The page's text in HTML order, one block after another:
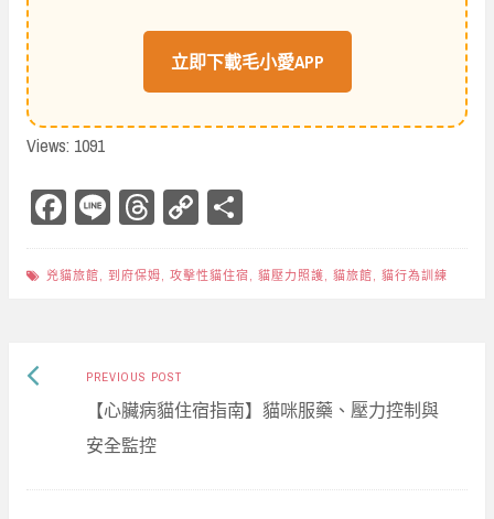
立即下載毛小愛APP
Views: 1091
Fa
ce
bo
Li
ne
Th
re
ad
Co
py
Li
ar
e
兇貓旅館, 到府保姆, 攻擊性貓住宿, 貓壓力照護, 貓旅館, 貓行為訓練
Post
navigation
PREVIOUS POSTPrevious
post:
【心臟病貓住宿指南】貓咪服藥、壓力控制與
安全監控